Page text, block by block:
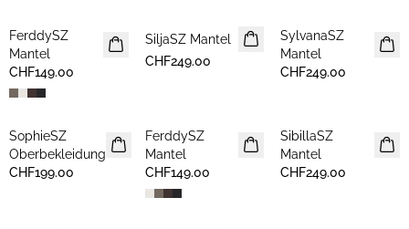
NEUHEIT
FerddySZ
Mantel
CHF149.00
NEUHEIT
SiljaSZ Mantel
CHF249.00
NEUHEIT
SylvanaSZ
Mantel
CHF249.00
NEUHEIT
SophieSZ
Oberbekleidung
CHF199.00
NEUHEIT
FerddySZ
Mantel
CHF149.00
NEUHEIT
SibillaSZ
Mantel
CHF249.00